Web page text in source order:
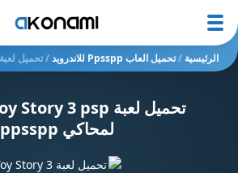
الرئيسية /تحميل العاب Ppsspp للاندرويد /تحميل لعبة Toy Story 3 Psp للاندرويد لمحاكي Ppsspp
لمحاكي ppsspp